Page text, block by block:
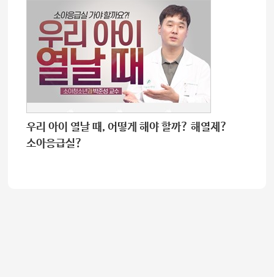
우리 아이 열날 때, 어떻게 해야 할까? 해열제?
소아응급실?